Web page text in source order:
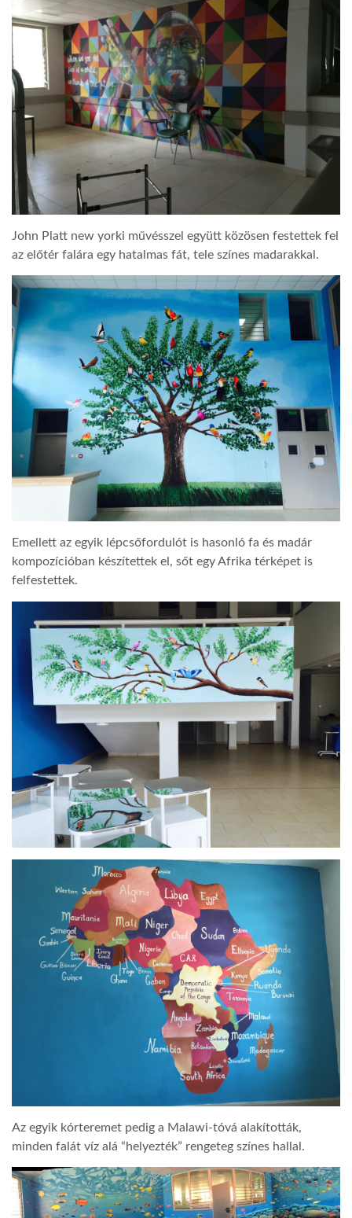
John Platt new yorki művésszel együtt közösen festettek fel
az előtér falára egy hatalmas fát, tele színes madarakkal.
Emellett az egyik lépcsőfordulót is hasonló fa és madár
kompozícióban készítettek el, sőt egy Afrika térképet is
felfestettek.
Az egyik kórteremet pedig a Malawi-tóvá alakították,
minden falát víz alá “helyezték” rengeteg színes hallal.